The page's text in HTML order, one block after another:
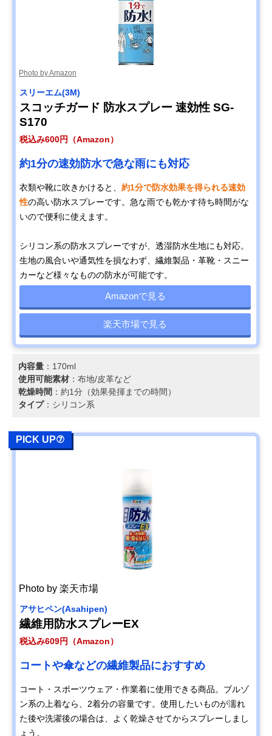
Photo by Amazon
‎スリーエム(3M)
スコッチガード 防水スプレー 速効性 SG-
S170
税込み600円（Amazon）
約1分の速効防水で急な雨にも対応
衣類や靴に吹きかけると、 約1分で防水効果を得られる速効
性の高い防水スプレーです。急な雨でも乾かす待ち時間がな
いので便利に使えます。
シリコン系の防水スプレーですが、透湿防水生地にも対応。
生地の風合いや通気性を損なわず、繊維製品・革靴・スニー
カーなど様々なものの防水が可能です。
Amazonで見る
楽天市場で見る
内容量 ：170ml
使用可能素材 ：布地/皮革など
乾燥時間 ：約1分（効果発揮までの時間）
タイプ：シリコン系
PICK UP⑦
Photo by 楽天市場
アサヒペン(Asahipen)
繊維用防水スプレーEX
税込み609円（Amazon）
コートや傘などの繊維製品におすすめ
コート・スポーツウェア・作業着に使用できる商品。ブルゾ
ン系の上着なら、2着分の容量です。使用したいものが濡れ
た後や洗濯後の場合は、よく乾燥させてからスプレーしまし
ょう。